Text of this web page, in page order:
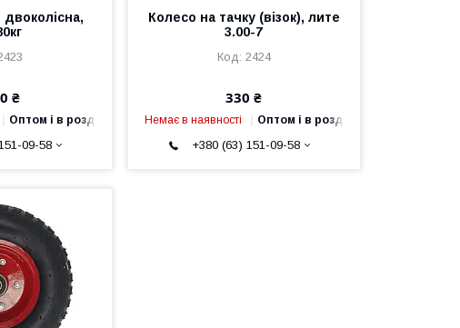
₴
Оптом і в роздріб
09-58
Колесо на тачку (візок), лите
3.00-7
2424
330 ₴
Немає в наявності Оптом і в роздріб
+380 (63) 151-09-58